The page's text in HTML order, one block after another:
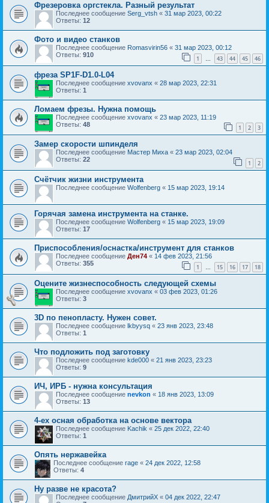
Фрезеровка оргстекла. Разный результат
Последнее сообщение Serg_vtsh « 31 мар 2023, 00:22
Ответы: 12
Фото и видео станков
Последнее сообщение Romasvirin56 « 31 мар 2023, 00:12
Ответы: 910 1 … 43 44 45 46
фреза SP1F-D1.0-L04
Последнее сообщение xvovanx « 28 мар 2023, 22:31
Ответы: 1
Ломаем фрезы. Нужна помощь
Последнее сообщение xvovanx « 23 мар 2023, 11:19
Ответы: 48 1 2 3
Замер скорости шпинделя
Последнее сообщение Мастер Миха « 23 мар 2023, 02:04
Ответы: 22 1 2
Счëтчик жизни инструмента
Последнее сообщение Wolfenberg « 15 мар 2023, 19:14
Горячая замена инструмента на станке.
Последнее сообщение Wolfenberg « 15 мар 2023, 19:09
Ответы: 17
Приспособления/оснастка/инструмент для станков
Последнее сообщение Ден74 « 14 фев 2023, 21:56
Ответы: 355 1 … 15 16 17 18
Оцените жизнеспособность следующей схемы
Последнее сообщение xvovanx « 03 фев 2023, 01:26
Ответы: 3
3D по пенопласту. Нужен совет.
Последнее сообщение lkbyysq « 23 янв 2023, 23:48
Ответы: 1
Что подложить под заготовку
Последнее сообщение kde000 « 21 янв 2023, 23:23
Ответы: 9
ИЧ, ИРБ - нужна консультация
Последнее сообщение nevkon « 18 янв 2023, 13:09
Ответы: 13
4-ех осная обработка на основе вектора
Последнее сообщение Kachik « 25 дек 2022, 22:40
Ответы: 1
Опять нержавейка
Последнее сообщение rage « 24 дек 2022, 12:58
Ответы: 4
Ну разве не красота?
Последнее сообщение ДмитрийХ « 04 дек 2022, 22:47